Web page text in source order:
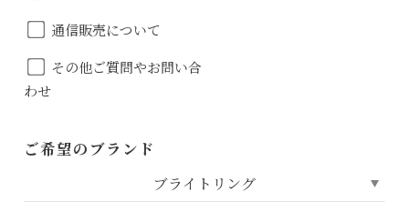
通信販売について
その他ご質問やお問い合
わせ
ご希望のブランド